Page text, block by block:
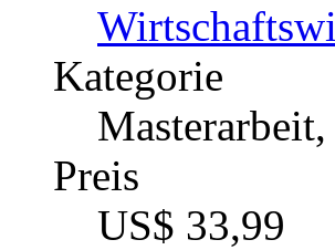
Katalognummer
297829
Autor
Fach